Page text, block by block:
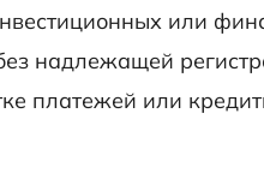
или
надлежащей
платежей или